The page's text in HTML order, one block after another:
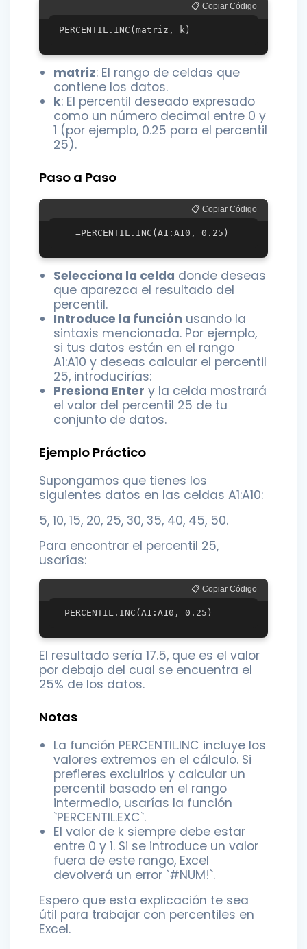
📋 Copiar Código
matriz: El rango de celdas que
contiene los datos.
k: El percentil deseado expresado
como un número decimal entre 0 y
1 (por ejemplo, 0.25 para el percentil
25).
Paso a Paso
📋 Copiar Código
Selecciona la celda donde deseas
que aparezca el resultado del
percentil.
Introduce la función usando la
sintaxis mencionada. Por ejemplo,
si tus datos están en el rango
A1:A10 y deseas calcular el percentil
25, introducirías:
Presiona Enter y la celda mostrará
el valor del percentil 25 de tu
conjunto de datos.
Ejemplo Práctico
Supongamos que tienes los
siguientes datos en las celdas A1:A10:
5, 10, 15, 20, 25, 30, 35, 40, 45, 50.
Para encontrar el percentil 25,
usarías:
📋 Copiar Código
El resultado sería 17.5, que es el valor
por debajo del cual se encuentra el
25% de los datos.
Notas
La función PERCENTIL.INC incluye los
valores extremos en el cálculo. Si
prefieres excluirlos y calcular un
percentil basado en el rango
intermedio, usarías la función
`PERCENTIL.EXC`.
El valor de k siempre debe estar
entre 0 y 1. Si se introduce un valor
fuera de este rango, Excel
devolverá un error `#NUM!`.
Espero que esta explicación te sea
útil para trabajar con percentiles en
Excel.